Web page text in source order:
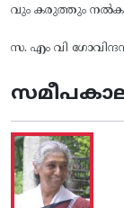
വും കരുത്തും
സ. എം വി ഗോവിന്ദൻ